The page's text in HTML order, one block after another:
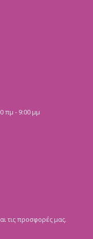
πμ - 9:00 μμ
τις προσφορές μας.